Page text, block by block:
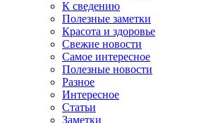
К сведению
Полезные заметки
Красота и здоровье
Свежие новости
Самое интересное
Полезные новости
Разное
Интересное
Статьи
Заметки